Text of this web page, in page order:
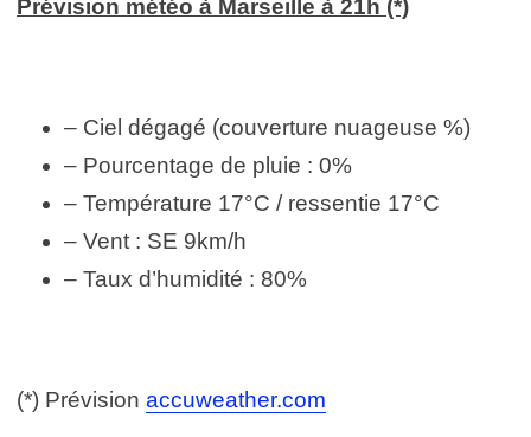
Prévision météo à Marseille à 21h (*)
– Ciel dégagé (couverture nuageuse %)
– Pourcentage de pluie : 0%
– Température 17°C / ressentie 17°C
– Vent : SE 9km/h
– Taux d’humidité : 80%
(*) Prévision accuweather.com